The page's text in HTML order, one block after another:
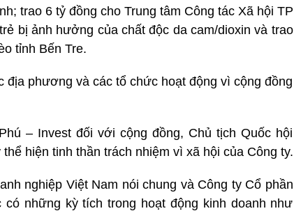
trao 6 tỷ đồng cho Trung tâm Công tác Xã hội TP
bị ảnh hưởng của chất độc da cam/dioxin và trao
tỉnh Bến Tre.
địa phương và các tổ chức hoạt động vì cộng đồng
– Invest đối với cộng đồng, Chủ tịch Quốc hội
hiện tinh thần trách nhiệm vì xã hội của Công ty.
nghiệp Việt Nam nói chung và Công ty Cổ phần
những kỳ tích trong hoạt động kinh doanh như